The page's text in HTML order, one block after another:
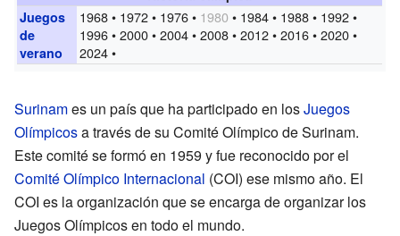
Juegos
de
verano
1968 • 1972 • 1976 • 1980 • 1984 • 1988 • 1992 •
1996 • 2000 • 2004 • 2008 • 2012 • 2016 • 2020 •
2024 •
Surinames un país que ha participado en losJuegos
Olímpicosa través de su Comité Olímpico de Surinam.
Este comité se formó en 1959 y fue reconocido por el
Comité Olímpico Internacional (COI) ese mismo año. El
COI es la organización que se encarga de organizar los
Juegos Olímpicos en todo el mundo.